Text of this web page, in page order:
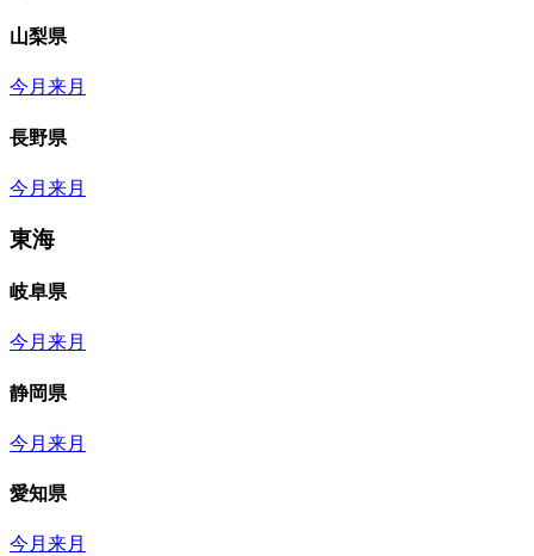
山梨県
今月 来月
長野県
今月 来月
東海
岐阜県
今月 来月
静岡県
今月 来月
愛知県
今月 来月